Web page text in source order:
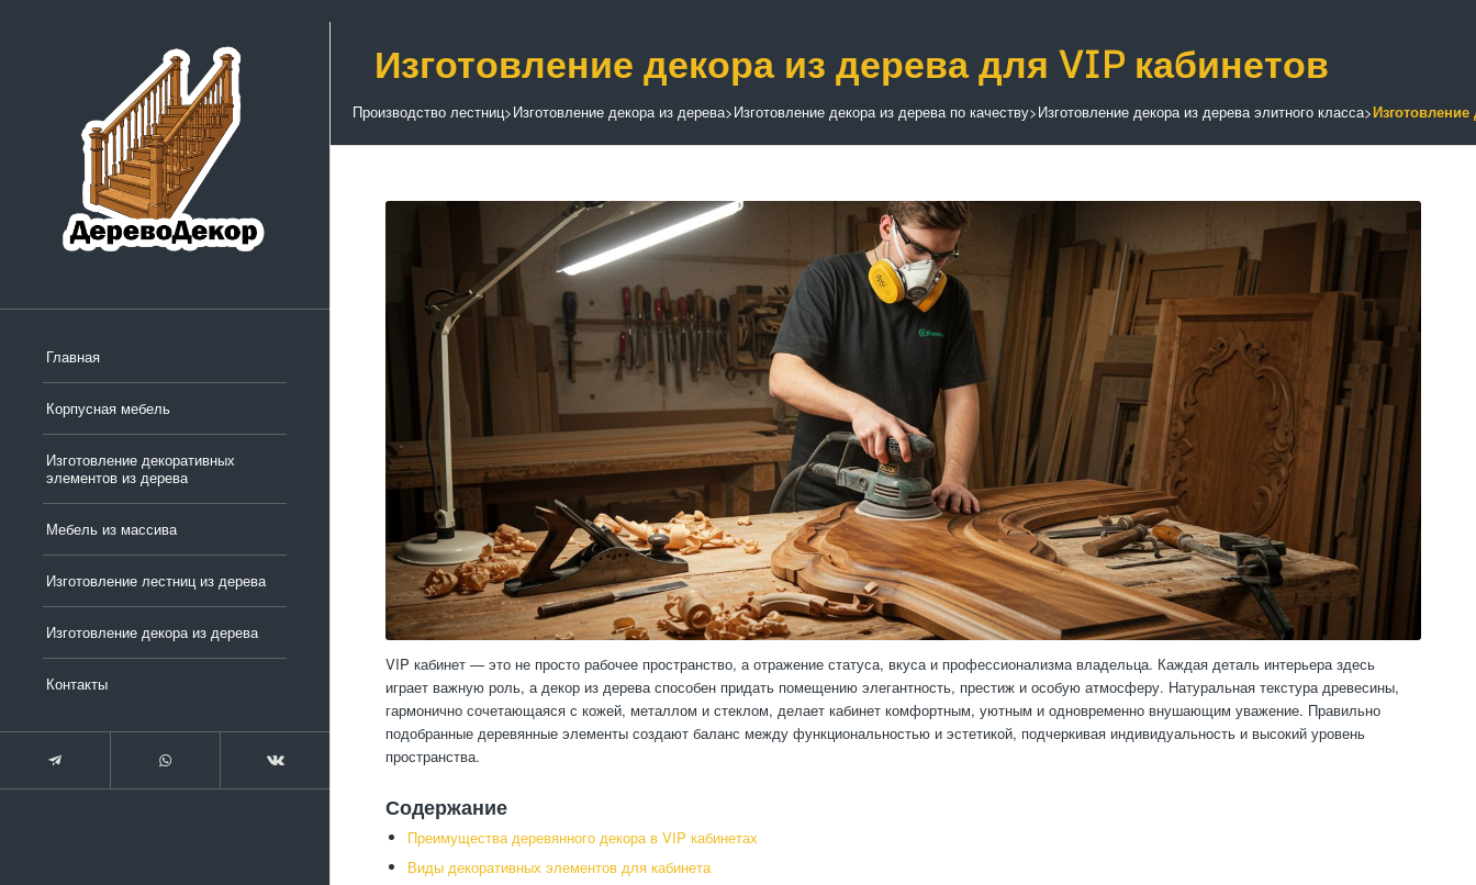
Главная
Корпусная мебель
Изготовление декоративных
элементов из дерева
Мебель из массива
Изготовление лестниц из дерева
Изготовление декора из дерева
Контакты
Изготовление декора из дерева для VIP кабинетов
Производство лестниц>Изготовление декора из дерева>Изготовление декора из дерева по качеству>Изготовление декора из дерева элитного класса>
VIP кабинет — это не просто рабочее пространство, а отражение статуса, вкуса и профессионализма владельца. Каждая деталь интерьера здесь
играет важную роль, а декор из дерева способен придать помещению элегантность, престиж и особую атмосферу. Натуральная текстура древесины,
гармонично сочетающаяся с кожей, металлом и стеклом, делает кабинет комфортным, уютным и одновременно внушающим уважение. Правильно
подобранные деревянные элементы создают баланс между функциональностью и эстетикой, подчеркивая индивидуальность и высокий уровень
пространства.
Содержание
Преимущества деревянного декора в VIP кабинетах
Виды декоративных элементов для кабинета